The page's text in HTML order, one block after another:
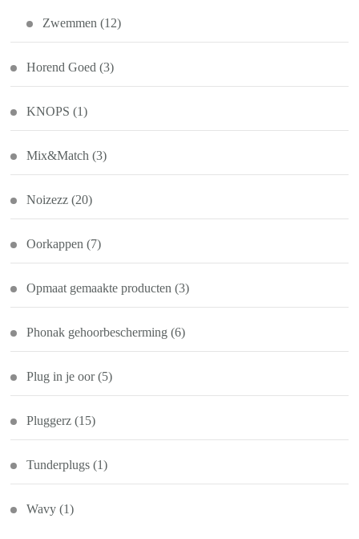
Zwemmen (12)
Horend Goed (3)
KNOPS (1)
Mix&Match (3)
Noizezz (20)
Oorkappen (7)
Opmaat gemaakte producten (3)
Phonak gehoorbescherming (6)
Plug in je oor (5)
Pluggerz (15)
Tunderplugs (1)
Wavy (1)